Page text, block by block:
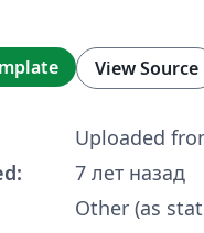
View Source
Uploaded
7 лет назад
Other (as